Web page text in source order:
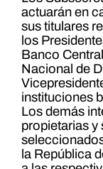
actuarán en
sus titulares
los
Banco
Nacional de
instituciones
Los demás
propietarias y
la República